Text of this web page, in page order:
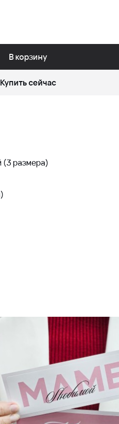
В корзину
Купить сейчас
(3 размера)